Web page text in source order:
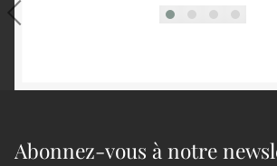
Abonnez-vous à notre